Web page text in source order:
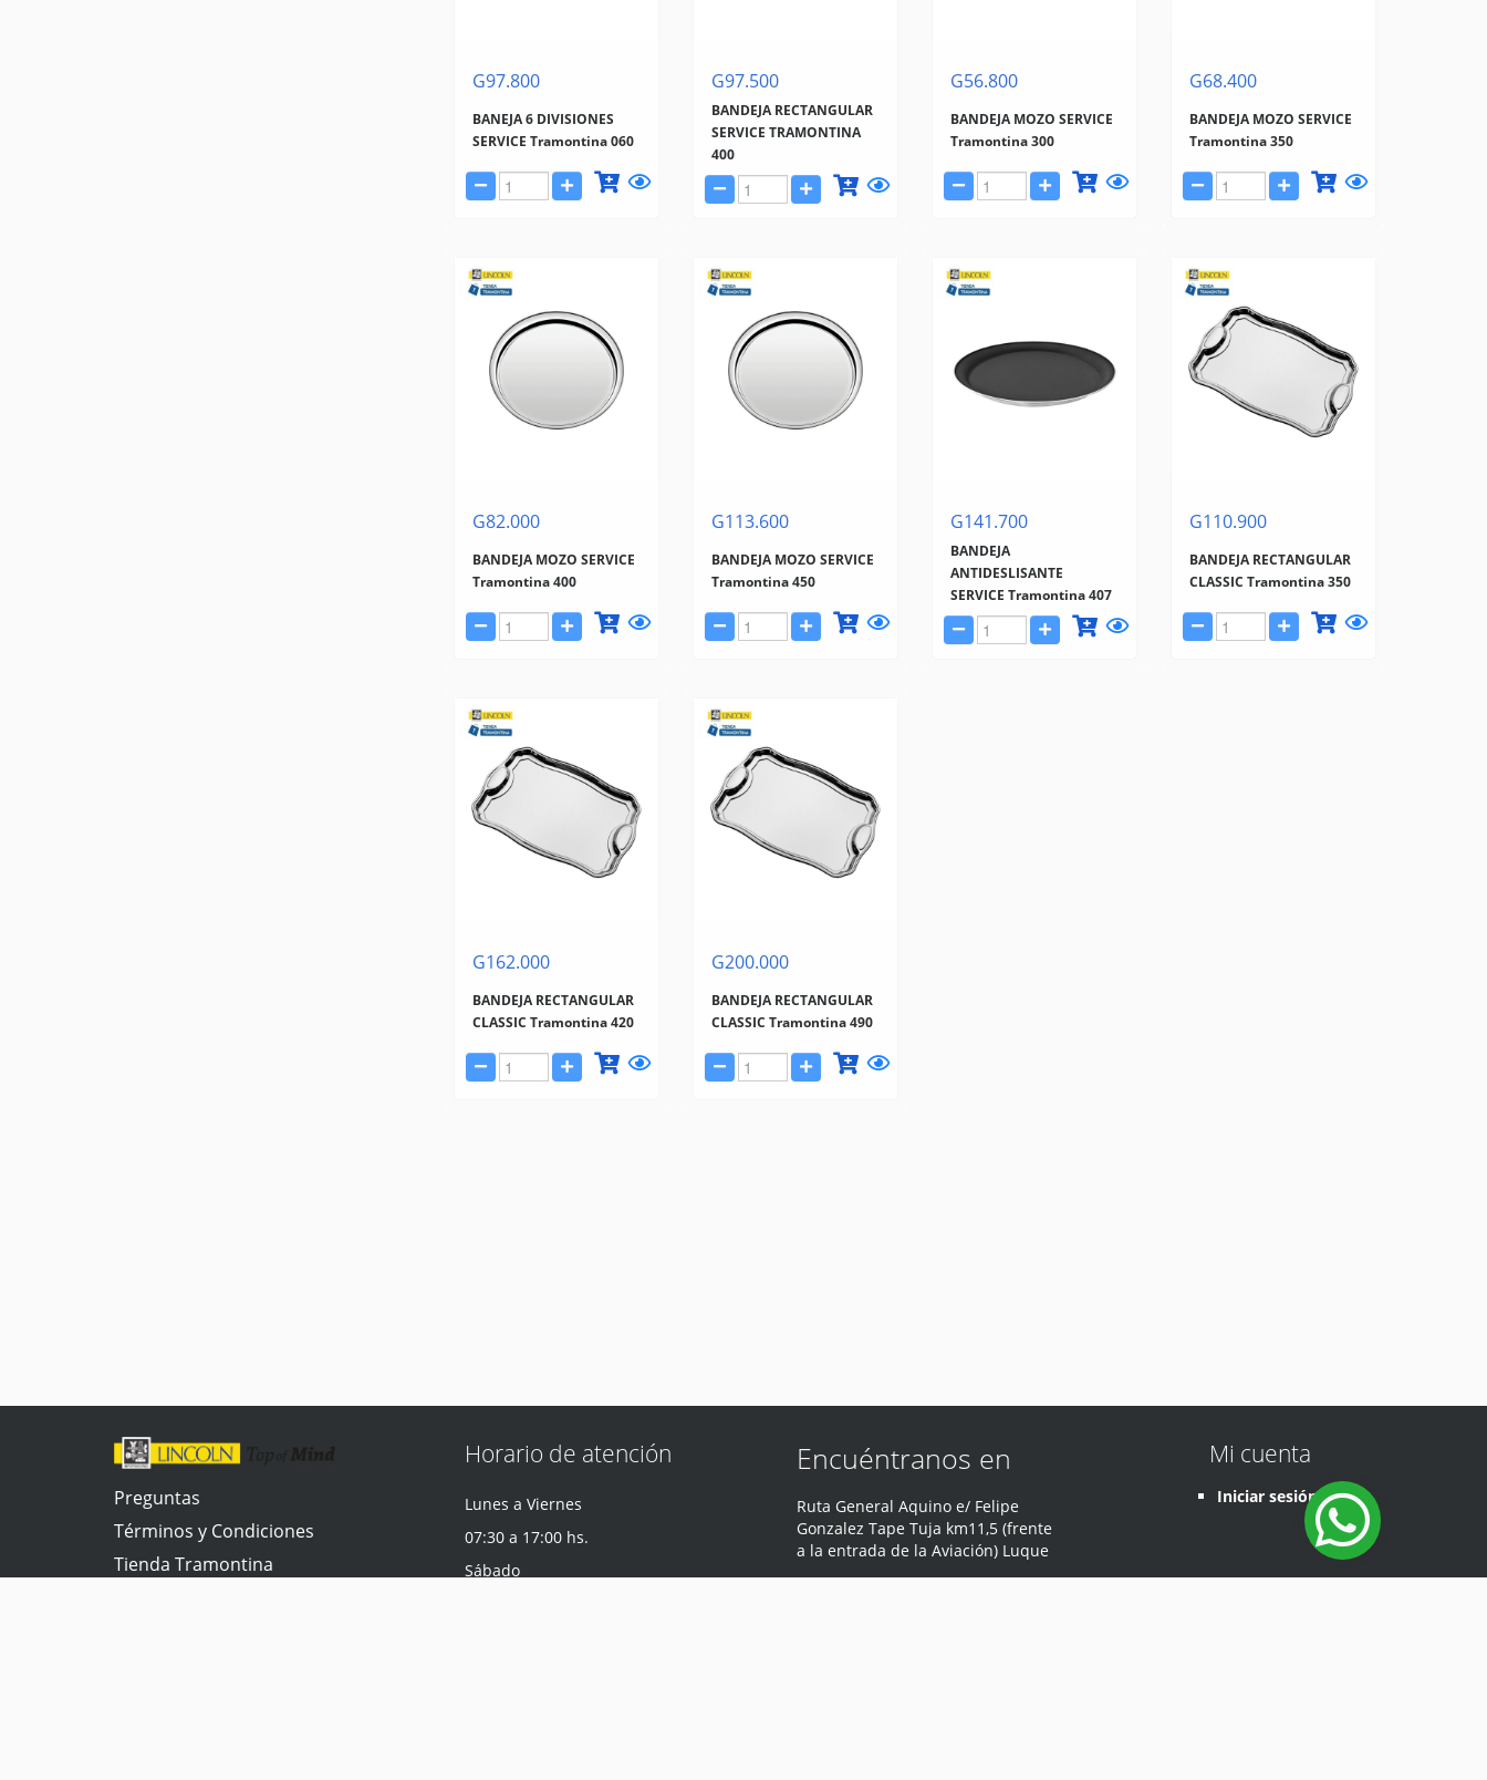
G97.800
BANEJA 6 DIVISIONES
SERVICE Tramontina 060
G97.500
BANDEJA RECTANGULAR
SERVICE TRAMONTINA
400
G56.800
BANDEJA MOZO SERVICE
Tramontina 300
G68.400
BANDEJA MOZO SERVICE
Tramontina 350
G82.000
BANDEJA MOZO SERVICE
Tramontina 400
G113.600
BANDEJA MOZO SERVICE
Tramontina 450
G141.700
BANDEJA
ANTIDESLISANTE
SERVICE Tramontina 407
G110.900
BANDEJA RECTANGULAR
CLASSIC Tramontina 350
G162.000
BANDEJA RECTANGULAR
CLASSIC Tramontina 420
G200.000
BANDEJA RECTANGULAR
CLASSIC Tramontina 490
Preguntas
Términos y Condiciones
Tienda Tramontina
Horario de atención
Lunes a Viernes
07:30 a 17:00 hs.
Sábado
Encuéntranos en
Ruta General Aquino e/ Felipe
Gonzalez Tape Tuja km11,5 (frente
a la entrada de la Aviación) Luque
Mi cuenta
Iniciar sesión